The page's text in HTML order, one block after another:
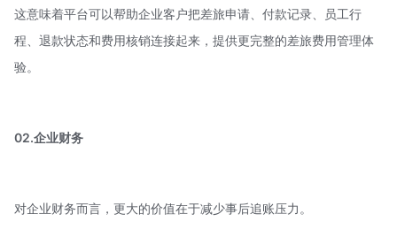
这意味着平台可以帮助企业客户把差旅申请、付款记录、员工行
程、退款状态和费用核销连接起来，提供更完整的差旅费用管理体
验。
02.企业财务
对企业财务而言，更大的价值在于减少事后追账压力。